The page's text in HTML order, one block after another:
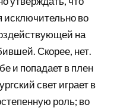
исключительно во
на
Скорее, нет.
и попадает в плен
свет играет в
роль; во